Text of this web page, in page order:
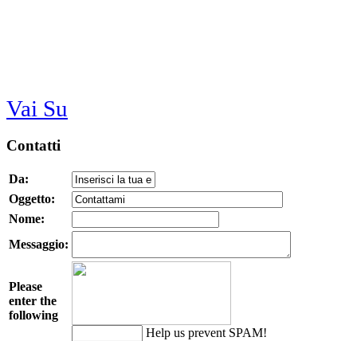
Vai Su
Contatti
Da:
Oggetto:
Nome:
Messaggio:
Please
enter the
following
Help us prevent SPAM!